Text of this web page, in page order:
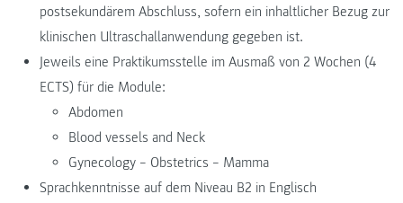
postsekundärem Abschluss, sofern ein inhaltlicher Bezug zur
klinischen Ultraschallanwendung gegeben ist.
Jeweils eine Praktikumsstelle im Ausmaß von 2 Wochen (4
ECTS) für die Module:
Abdomen
Blood vessels and Neck
Gynecology – Obstetrics – Mamma
Sprachkenntnisse auf dem Niveau B2 in Englisch